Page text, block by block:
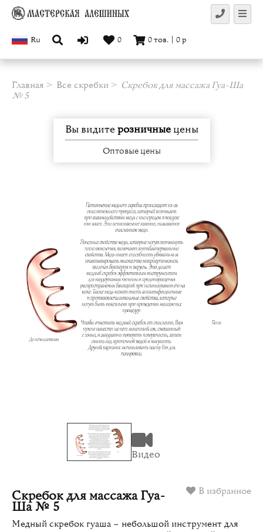
Ru 0 0тов. 0р
Главная Все скребки
Скребок для массажа Гуа-Ша
№ 5
Вы видитерозничныецены
Оптовые цены
Видео
В избранное
Скребок для массажа Гуа-
Ша № 5
Медный скребок гуаша – небольшой инструмент для